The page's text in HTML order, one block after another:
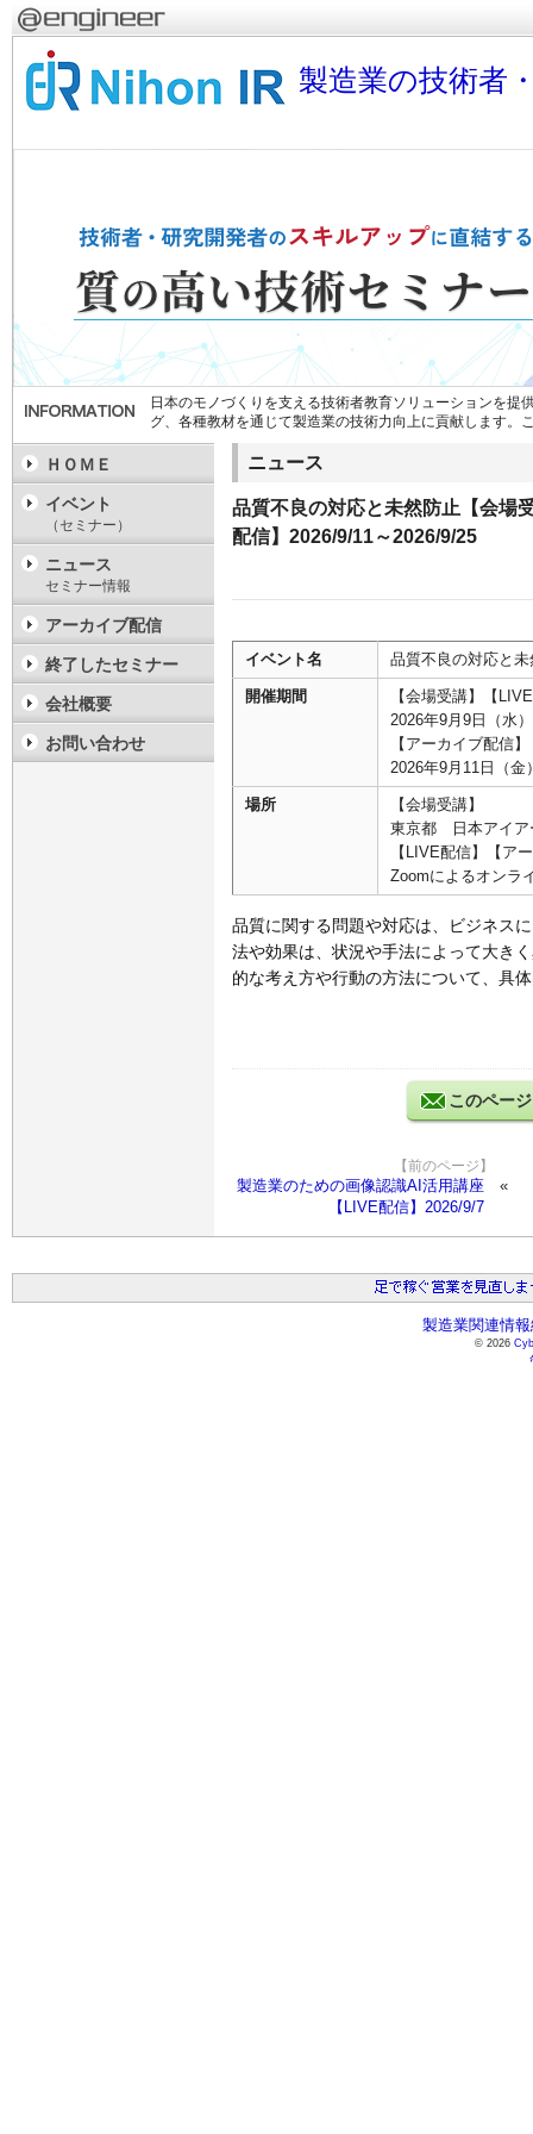
製造業の技術者
日本のモノづくりを支える技術者教育ソリューションを
グ、各種教材を通じて製造業の技術力向上に貢献します
ニュース
品質不良の対応と未然防止【会場
配信】2026/9/11～2026/9/25
イベント名 品質不良の対応と未
開催期間
【会場受講】【
2026年9月9日（水
【アーカイブ配信】
2026年9月11日（金
場所
【会場受講】
東京都 日本アイア
【LIVE配信】【ア
Zoomによるオンラ
品質に関する問題や対応は、ビジネス
法や効果は、状況や手法によって大き
的な考え方や行動の方法について、具
このペー
【前のページ】
製造業のための画像認識AI活用講座
【LIVE配信】2026/9/7
ＨＯＭＥ
イベント
（セミナー）
ニュース
セミナー情報
アーカイブ配信
終了したセミナー
会社概要
お問い合わせ
製造業関連情
© 2026